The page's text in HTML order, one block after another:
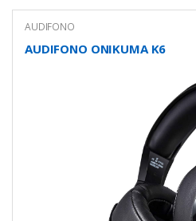
AUDIFONO
AUDIFONO ONIKUMA K6